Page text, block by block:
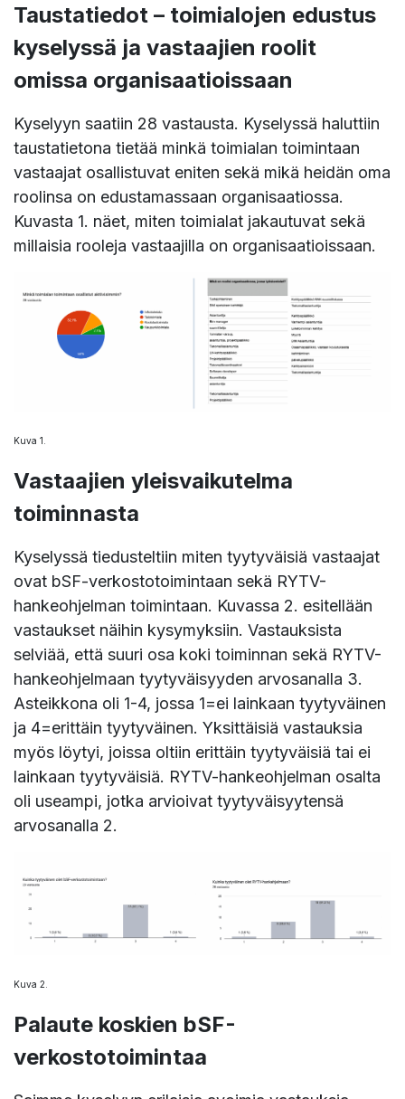
Taustatiedot – toimialojen edustus
kyselyssä ja vastaajien roolit
omissa organisaatioissaan
Kyselyyn saatiin 28 vastausta. Kyselyssä haluttiin
taustatietona tietää minkä toimialan toimintaan
vastaajat osallistuvat eniten sekä mikä heidän oma
roolinsa on edustamassaan organisaatiossa.
Kuvasta 1. näet, miten toimialat jakautuvat sekä
millaisia rooleja vastaajilla on organisaatioissaan.
Kuva 1.
Vastaajien yleisvaikutelma
toiminnasta
Kyselyssä tiedusteltiin miten tyytyväisiä vastaajat
ovat bSF-verkostotoimintaan sekä RYTV-
hankeohjelman toimintaan. Kuvassa 2. esitellään
vastaukset näihin kysymyksiin. Vastauksista
selviää, että suuri osa koki toiminnan sekä RYTV-
hankeohjelmaan tyytyväisyyden arvosanalla 3.
Asteikkona oli 1-4, jossa 1=ei lainkaan tyytyväinen
ja 4=erittäin tyytyväinen. Yksittäisiä vastauksia
myös löytyi, joissa oltiin erittäin tyytyväisiä tai ei
lainkaan tyytyväisiä. RYTV-hankeohjelman osalta
oli useampi, jotka arvioivat tyytyväisyytensä
arvosanalla 2.
Kuva 2.
Palaute koskien bSF-
verkostotoimintaa